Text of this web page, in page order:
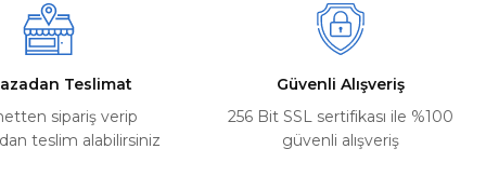
Teslimat
sipariş verip
teslim alabilirsiniz
Güvenli Alışveriş
256 Bit SSL sertifikası ile %100
güvenli alışveriş